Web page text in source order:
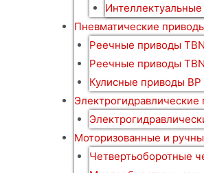
Пневматические
Реечные приводы
Реечные приводы
Кулисные приводы BP
Электрогидравлические
Моторизованные и
Четвертьоборотные